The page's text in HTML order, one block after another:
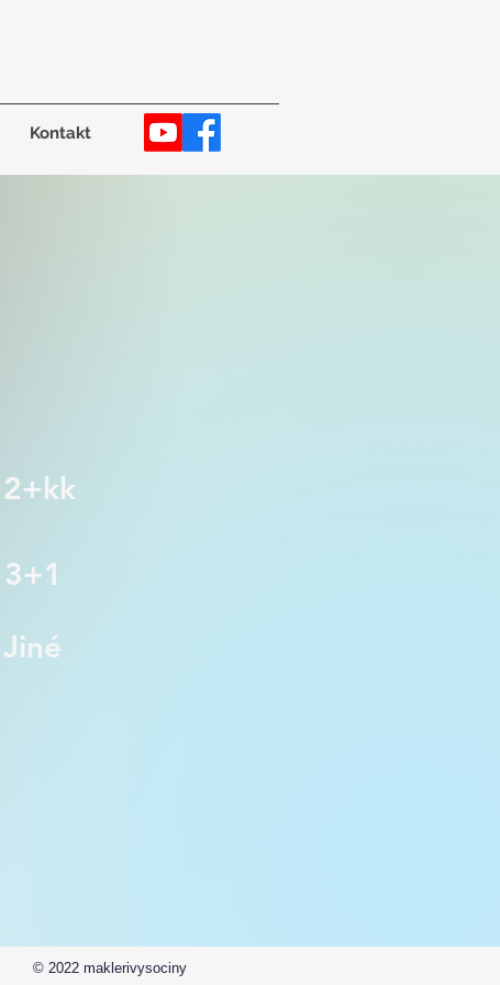
Kontakt
2+kk
3+1
Jiné
© 2022 maklerivysociny